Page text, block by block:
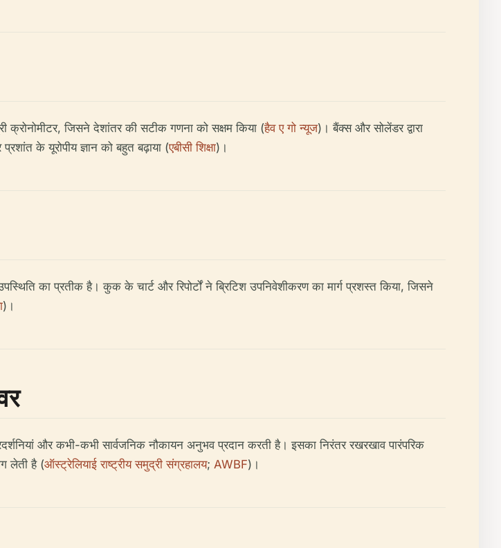
जिसने देशांतर की सटीक गणना को सक्षम किया (हैव ए गो न्यूज)। बैंक्स और सोलेंडर द्वारा
के यूरोपीय ज्ञान को बहुत बढ़ाया (एबीसी शिक्षा)।
का प्रतीक है। कुक के चार्ट और रिपोर्टों ने ब्रिटिश उपनिवेशीकरण का मार्ग प्रशस्त किया, जिसने
)।
और कभी-कभी सार्वजनिक नौकायन अनुभव प्रदान करती है। इसका निरंतर रखरखाव पारंपरिक
लेती है (ऑस्ट्रेलियाई राष्ट्रीय समुद्री संग्रहालय; AWBF)।